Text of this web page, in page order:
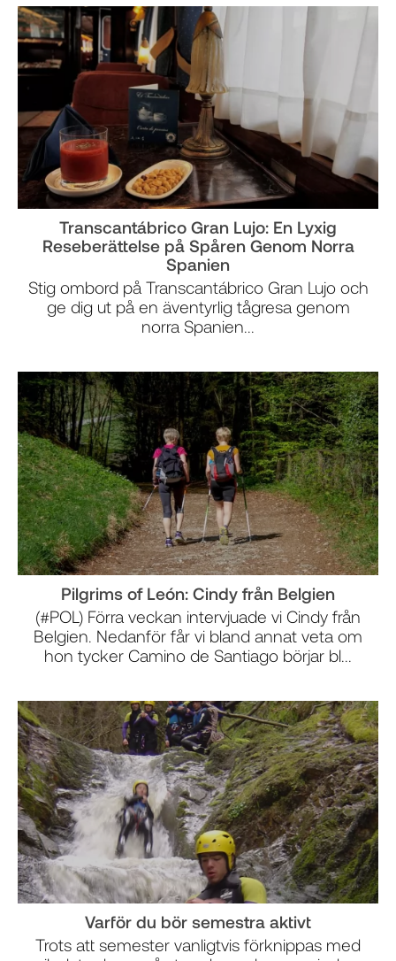
Transcantábrico Gran Lujo: En Lyxig
Reseberättelse på Spåren Genom Norra
Spanien
Stig ombord på Transcantábrico Gran Lujo och
ge dig ut på en äventyrlig tågresa genom
norra Spanien...
Pilgrims of León: Cindy från Belgien
(#POL) Förra veckan intervjuade vi Cindy från
Belgien. Nedanför får vi bland annat veta om
hon tycker Camino de Santiago börjar bl...
Varför du bör semestra aktivt
Trots att semester vanligtvis förknippas med